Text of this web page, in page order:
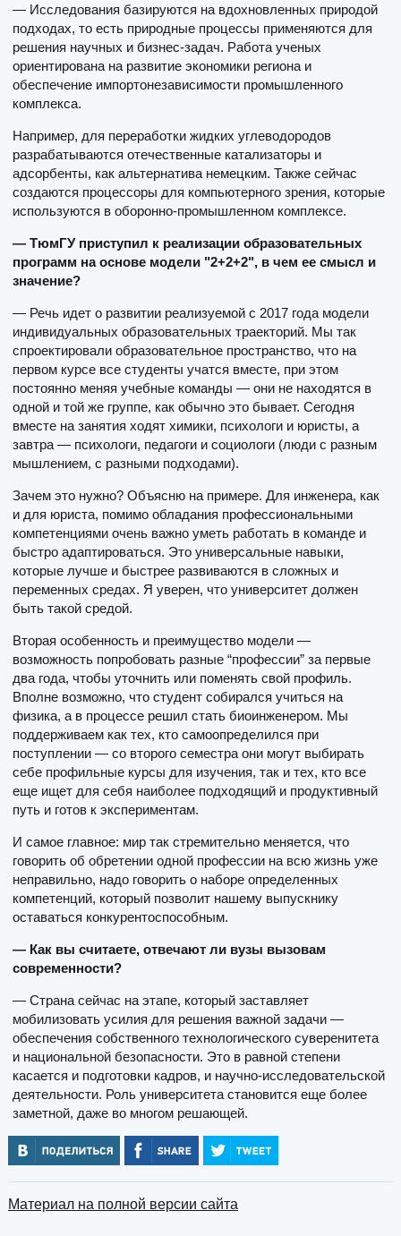
— Исследования базируются на вдохновленных природой
подходах, то есть природные процессы применяются для
решения научных и бизнес-задач. Работа ученых
ориентирована на развитие экономики региона и
обеспечение импортонезависимости промышленного
комплекса.
Например, для переработки жидких углеводородов
разрабатываются отечественные катализаторы и
адсорбенты, как альтернатива немецким. Также сейчас
создаются процессоры для компьютерного зрения, которые
используются в оборонно-промышленном комплексе.
— ТюмГУ приступил к реализации образовательных
программ на основе модели "2+2+2", в чем ее смысл и
значение?
— Речь идет о развитии реализуемой с 2017 года модели
индивидуальных образовательных траекторий. Мы так
спроектировали образовательное пространство, что на
первом курсе все студенты учатся вместе, при этом
постоянно меняя учебные команды — они не находятся в
одной и той же группе, как обычно это бывает. Сегодня
вместе на занятия ходят химики, психологи и юристы, а
завтра — психологи, педагоги и социологи (люди с разным
мышлением, с разными подходами).
Зачем это нужно? Объясню на примере. Для инженера, как
и для юриста, помимо обладания профессиональными
компетенциями очень важно уметь работать в команде и
быстро адаптироваться. Это универсальные навыки,
которые лучше и быстрее развиваются в сложных и
переменных средах. Я уверен, что университет должен
быть такой средой.
Вторая особенность и преимущество модели —
возможность попробовать разные “профессии” за первые
два года, чтобы уточнить или поменять свой профиль.
Вполне возможно, что студент собирался учиться на
физика, а в процессе решил стать биоинженером. Мы
поддерживаем как тех, кто самоопределился при
поступлении — со второго семестра они могут выбирать
себе профильные курсы для изучения, так и тех, кто все
еще ищет для себя наиболее подходящий и продуктивный
путь и готов к экспериментам.
И самое главное: мир так стремительно меняется, что
говорить об обретении одной профессии на всю жизнь уже
неправильно, надо говорить о наборе определенных
компетенций, который позволит нашему выпускнику
оставаться конкурентоспособным.
— Как вы считаете, отвечают ли вузы вызовам
современности?
— Страна сейчас на этапе, который заставляет
мобилизовать усилия для решения важной задачи —
обеспечения собственного технологического суверенитета
и национальной безопасности. Это в равной степени
касается и подготовки кадров, и научно-исследовательской
деятельности. Роль университета становится еще более
заметной, даже во многом решающей.
Материал на полной версии сайта